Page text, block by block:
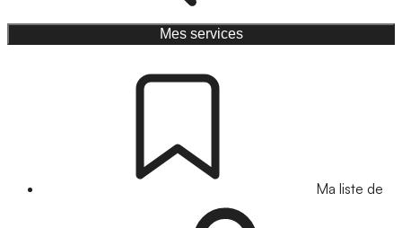
Mes services
Ma liste de